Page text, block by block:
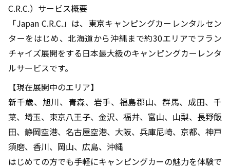
C.R.C.）サービス概要
「Japan C.R.C.」は、東京キャンピングカーレンタルセン
ターをはじめ、北海道から沖縄まで約30エリアでフラン
チャイズ展開をする日本最大級のキャンピングカーレンタ
ルサービスです。
【現在展開中のエリア】
新千歳、旭川、青森、岩手、福島郡山、群馬、成田、千
葉、埼玉、東京八王子、金沢、福井、富山、山梨、長野飯
田、静岡空港、名古屋空港、大阪、兵庫尼崎、京都、神戸
須磨、香川、岡山、広島、沖縄
はじめての方でも手軽にキャンピングカーの魅力を体験で